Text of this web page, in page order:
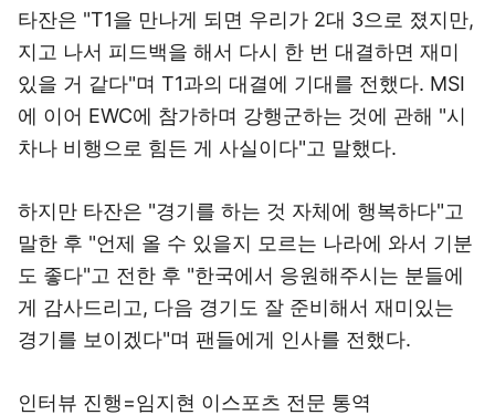
타잔은 "T1을 만나게 되면 우리가 2대 3으로 졌지만,
지고 나서 피드백을 해서 다시 한 번 대결하면 재미
있을 거 같다"며 T1과의 대결에 기대를 전했다. MSI
에 이어 EWC에 참가하며 강행군하는 것에 관해 "시
차나 비행으로 힘든 게 사실이다"고 말했다.
하지만 타잔은 "경기를 하는 것 자체에 행복하다"고
말한 후 "언제 올 수 있을지 모르는 나라에 와서 기분
도 좋다"고 전한 후 "한국에서 응원해주시는 분들에
게 감사드리고, 다음 경기도 잘 준비해서 재미있는
경기를 보이겠다"며 팬들에게 인사를 전했다.
인터뷰 진행=임지현 이스포츠 전문 통역